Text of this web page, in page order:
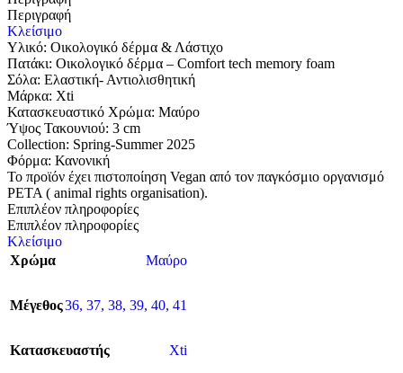
Περιγραφή
Κλείσιμο
Υλικό: Οικολογικό δέρμα & Λάστιχο
Πατάκι: Οικολογικό δέρμα – Comfort tech memory foam
Σόλα: Eλαστική- Αντιολισθητική
Μάρκα: Xti
Κατασκευαστικό Χρώμα: Μαύρο
Ύψος Τακουνιού: 3 cm
Collection: Spring-Summer 2025
Φόρμα: Κανονική
Το προϊόν έχει πιστοποίηση Vegan από τον παγκόσμιο οργανισμό
PETA ( animal rights organisation).
Επιπλέον πληροφορίες
Επιπλέον πληροφορίες
Κλείσιμο
Χρώμα
Μαύρο
Μέγεθος36, 37, 38, 39, 40, 41
Κατασκευαστής Xti